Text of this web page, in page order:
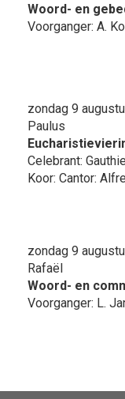
Woord- en
Voorganger: A.
zondag 9
Paulus
Celebrant:
Koor: Cantor:
zondag 9
Rafaël
Woord- en
Voorganger: L.